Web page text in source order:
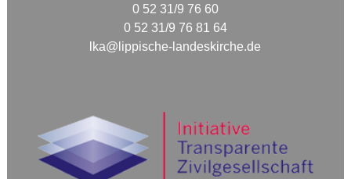
0 52 31/9 76 60
0 52 31/9 76 81 64
lka@lippische-landeskirche.de